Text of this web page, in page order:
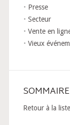
Presse
Secteur
Vente en
Vieux
Retour à la